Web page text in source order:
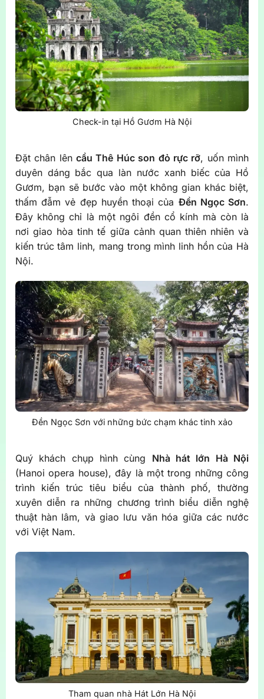
Check-in tại Hồ Gươm Hà Nội
Đặt chân lên cầu Thê Húc son đỏ rực rỡ, uốn mình
duyên dáng bắc qua làn nước xanh biếc của Hồ
Gươm, bạn sẽ bước vào một không gian khác biệt,
thấm đẫm vẻ đẹp huyền thoại của Đền Ngọc Sơn.
Đây không chỉ là một ngôi đền cổ kính mà còn là
nơi giao hòa tinh tế giữa cảnh quan thiên nhiên và
kiến trúc tâm linh, mang trong mình linh hồn của Hà
Nội.
Đền Ngọc Sơn với những bức chạm khác tinh xảo
Quý khách chụp hình cùng Nhà hát lớn Hà Nội
(Hanoi opera house), đây là một trong những công
trình kiến trúc tiêu biểu của thành phố, thường
xuyên diễn ra những chương trình biểu diễn nghệ
thuật hàn lâm, và giao lưu văn hóa giữa các nước
với Việt Nam.
Tham quan nhà Hát Lớn Hà Nội